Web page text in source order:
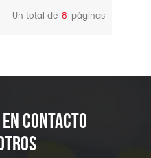
Un total de 8 páginas
CONTACTO